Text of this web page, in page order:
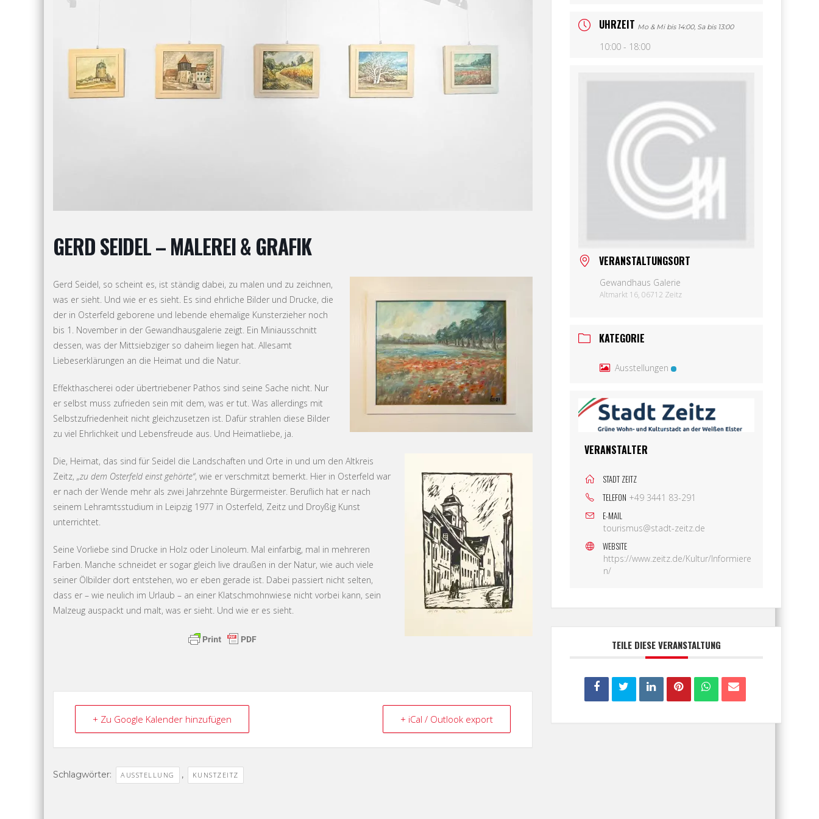
GERD SEIDEL – MALEREI & GRAFIK
Gerd Seidel, so scheint es, ist ständig dabei, zu malen und zu zeichnen,
was er sieht. Und wie er es sieht. Es sind ehrliche Bilder und Drucke, die
der in Osterfeld geborene und lebende ehemalige Kunsterzieher noch
bis 1. November in der Gewandhausgalerie zeigt. Ein Miniausschnitt
dessen, was der Mittsiebziger so daheim liegen hat. Allesamt
Liebeserklärungen an die Heimat und die Natur.
Effekthascherei oder übertriebener Pathos sind seine Sache nicht. Nur
er selbst muss zufrieden sein mit dem, was er tut. Was allerdings mit
Selbstzufriedenheit nicht gleichzusetzen ist. Dafür strahlen diese Bilder
zu viel Ehrlichkeit und Lebensfreude aus. Und Heimatliebe, ja.
Die, Heimat, das sind für Seidel die Landschaften und Orte in und um den Altkreis
Zeitz, „zu dem Osterfeld einst gehörte“, wie er verschmitzt bemerkt. Hier in Osterfeld war
er nach der Wende mehr als zwei Jahrzehnte Bürgermeister. Beruflich hat er nach
seinem Lehramtsstudium in Leipzig 1977 in Osterfeld, Zeitz und Droyßig Kunst
unterrichtet.
Seine Vorliebe sind Drucke in Holz oder Linoleum. Mal einfarbig, mal in mehreren
Farben. Manche schneidet er sogar gleich live draußen in der Natur, wie auch viele
seiner Ölbilder dort entstehen, wo er eben gerade ist. Dabei passiert nicht selten,
dass er – wie neulich im Urlaub – an einer Klatschmohnwiese nicht vorbei kann, sein
Malzeug auspackt und malt, was er sieht. Und wie er es sieht.
+ Zu Google Kalender hinzufügen + iCal / Outlook export
Schlagwörter: AUSSTELLUNG , KUNSTZEITZ
UHRZEIT Mo & Mi bis 14:00, Sa bis 13:00
10:00 - 18:00
VERANSTALTUNGSORT
Gewandhaus Galerie
Altmarkt 16, 06712 Zeitz
KATEGORIE
Ausstellungen
VERANSTALTER
STADT ZEITZ
TELEFON +49 3441 83-291
E-MAIL
tourismus@stadt-zeitz.de
WEBSITE
https://www.zeitz.de/Kultur/Informiere
n/
TEILE DIESE VERANSTALTUNG